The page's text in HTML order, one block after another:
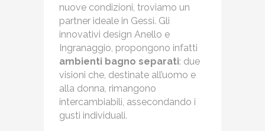
nuove condizioni, troviamo un
partner ideale in Gessi. Gli
innovativi design Anello e
Ingranaggio, propongono infatti
ambienti bagno separati: due
visioni che, destinate all’uomo e
alla donna, rimangono
intercambiabili, assecondando i
gusti individuali.